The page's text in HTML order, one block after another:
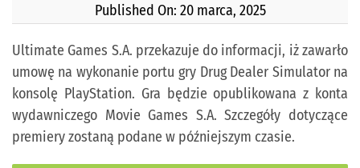
Published On: 20 marca, 2025
Ultimate Games S.A. przekazuje do informacji, iż zawarło
umowę na wykonanie portu gry Drug Dealer Simulator na
konsolę PlayStation. Gra będzie opublikowana z konta
wydawniczego Movie Games S.A. Szczegóły dotyczące
premiery zostaną podane w późniejszym czasie.